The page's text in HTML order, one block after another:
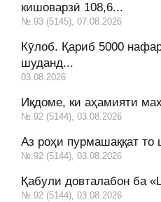
кишоварзӣ 108,6...
№:93 (5145), 07.08.2026
Кӯлоб. Қариб 5000
шуданд...
03.08.2026
Иқдоме, ки аҳамияти
№:92 (5144), 03.08.2026
Аз роҳи пурмашаққат то
№:92 (5144), 03.08.2026
Қабули довталабон ба
№:92 (5144), 03.08.2026